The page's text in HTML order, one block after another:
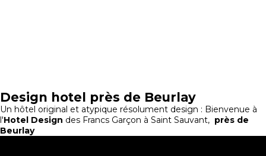
Design hotel près de Beurlay
Un hôtel original et atypique résolument design : Bienvenue à
l'Hotel Design des Francs Garçon à Saint Sauvant, près de
Beurlay